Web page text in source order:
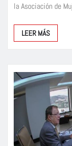
la Asociación de
LEER MÁS